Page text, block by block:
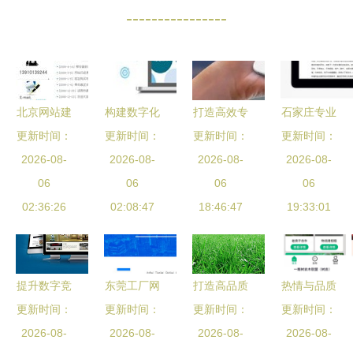
----------------
北京网站建
设 选择龙
鼎网络，打
造高端数字
化品牌形象
更新时间：
2026-08-
06
02:36:26
构建数字化
门面，助力
企业腾飞
——一站式
网站建设服
更新时间：
2026-08-
06
02:08:47
打造高效专
业的网站建
设服务 从
策划到上线
全流程解析
更新时间：
2026-08-
06
18:46:47
石家庄专业
PHP开发与
网站建设服
务全攻略
更新时间：
2026-08-
06
19:33:01
提升数字竞
争力 石家
庄网站建设
更新时间：
2026-08-
东莞工厂网
站制作精选
与青岛外放
更新时间：
2026-08-
打造高品质
网站建设项
目 六大核
更新时间：
2026-08-
热情与品质
并重 珠海
网站建设推
更新时间：
2026-08-